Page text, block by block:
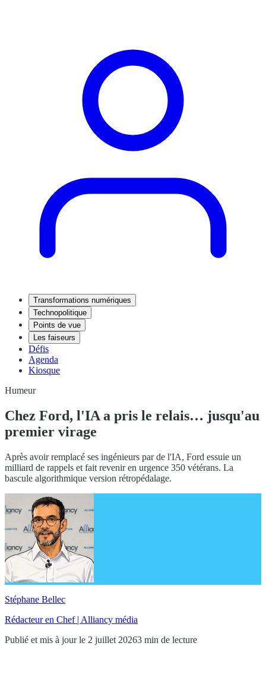
Transformations numériques
Technopolitique
Points de vue
Les faiseurs
Défis
Agenda
Kiosque
Humeur
Chez Ford, l'IA a pris le relais… jusqu'au
premier virage
Après avoir remplacé ses ingénieurs par de l'IA, Ford essuie un
milliard de rappels et fait revenir en urgence 350 vétérans. La
bascule algorithmique version rétropédalage.
Stéphane Bellec
Rédacteur en Chef | Alliancy média
Publié et mis à jour le 2 juillet 20263 min de lecture